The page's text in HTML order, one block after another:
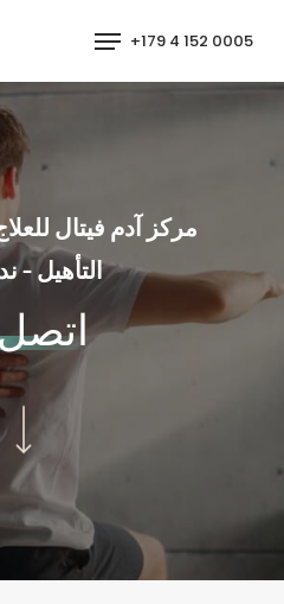
0005 152 4 179+
Menu
مركز آدم فيتال
التأهيل -
اتصل